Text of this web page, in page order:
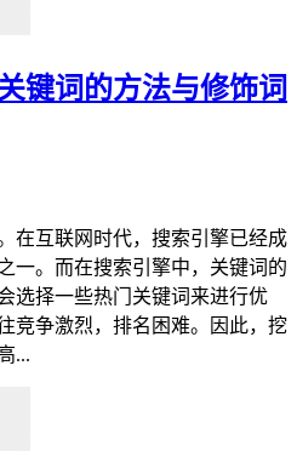
键词的方法与修饰词
在互联网时代，搜索引擎已经成
一。而在搜索引擎中，关键词的
选择一些热门关键词来进行优
竞争激烈，排名困难。因此，挖
...